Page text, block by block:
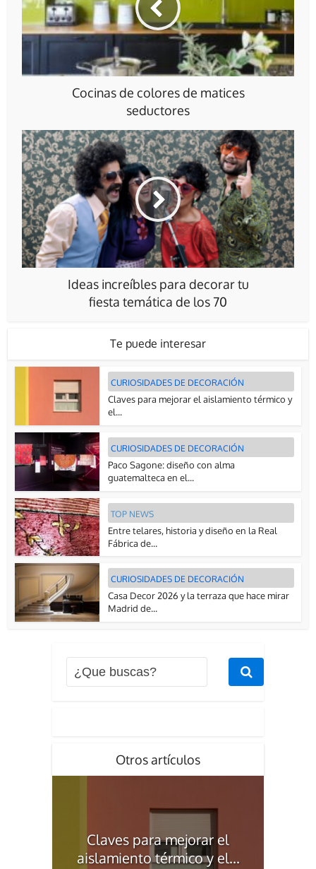
Cocinas de colores de matices
seductores
Ideas increíbles para decorar tu
fiesta temática de los 70
Te puede interesar
CURIOSIDADES DE DECORACIÓN
Claves para mejorar el aislamiento térmico y
el...
CURIOSIDADES DE DECORACIÓN
Paco Sagone: diseño con alma
guatemalteca en el...
TOP NEWS
Entre telares, historia y diseño en la Real
Fábrica de...
CURIOSIDADES DE DECORACIÓN
Casa Decor 2026 y la terraza que hace mirar
Madrid de...
Otros artículos
Claves para mejorar el
aislamiento térmico y el...